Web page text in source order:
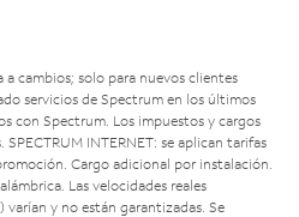
cambios; solo para nuevos clientes
servicios de Spectrum en los últimos
con Spectrum. Los impuestos y cargos
INTERNET: se aplican tarifas
Cargo adicional por instalación.
Las velocidades reales
y no están garantizadas. Se